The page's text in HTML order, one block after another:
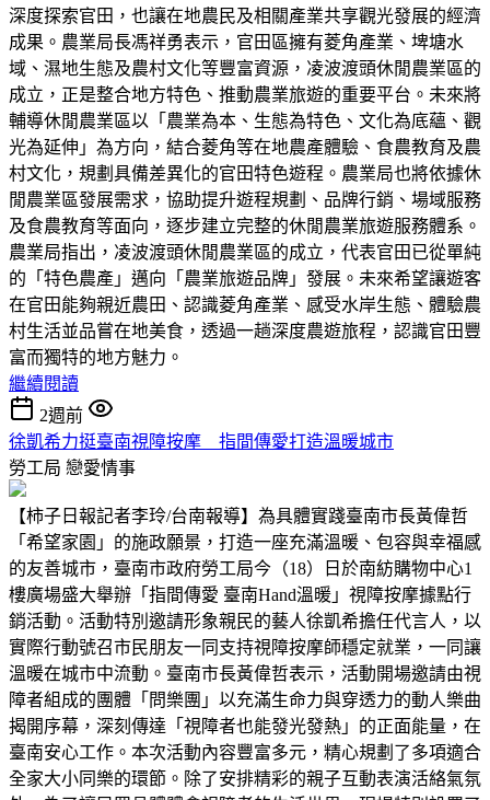
深度探索官田，也讓在地農民及相關產業共享觀光發展的經濟
成果。農業局長馮祥勇表示，官田區擁有菱角產業、埤塘水
域、濕地生態及農村文化等豐富資源，凌波渡頭休閒農業區的
成立，正是整合地方特色、推動農業旅遊的重要平台。未來將
輔導休閒農業區以「農業為本、生態為特色、文化為底蘊、觀
光為延伸」為方向，結合菱角等在地農產體驗、食農教育及農
村文化，規劃具備差異化的官田特色遊程。農業局也將依據休
閒農業區發展需求，協助提升遊程規劃、品牌行銷、場域服務
及食農教育等面向，逐步建立完整的休閒農業旅遊服務體系。
農業局指出，凌波渡頭休閒農業區的成立，代表官田已從單純
的「特色農產」邁向「農業旅遊品牌」發展。未來希望讓遊客
在官田能夠親近農田、認識菱角產業、感受水岸生態、體驗農
村生活並品嘗在地美食，透過一趟深度農遊旅程，認識官田豐
富而獨特的地方魅力。
繼續閱讀
2週前
徐凱希力挺臺南視障按摩 指間傳愛打造溫暖城市
勞工局 戀愛情事
【柿子日報記者李玲/台南報導】為具體實踐臺南市長黃偉哲
「希望家園」的施政願景，打造一座充滿溫暖、包容與幸福感
的友善城市，臺南市政府勞工局今（18）日於南紡購物中心1
樓廣場盛大舉辦「指間傳愛 臺南Hand溫暖」視障按摩據點行
銷活動。活動特別邀請形象親民的藝人徐凱希擔任代言人，以
實際行動號召市民朋友一同支持視障按摩師穩定就業，一同讓
溫暖在城市中流動。臺南市長黃偉哲表示，活動開場邀請由視
障者組成的團體「問樂團」以充滿生命力與穿透力的動人樂曲
揭開序幕，深刻傳達「視障者也能發光發熱」的正面能量，在
臺南安心工作。本次活動內容豐富多元，精心規劃了多項適合
全家大小同樂的環節。除了安排精彩的親子互動表演活絡氣氛